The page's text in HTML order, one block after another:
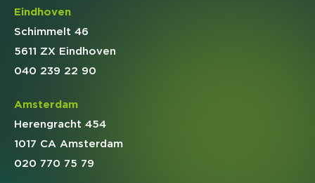
Eindhoven
Schimmelt 46
5611 ZX Eindhoven
040 239 22 90
Amsterdam
Herengracht 454
1017 CA Amsterdam
020 770 75 79